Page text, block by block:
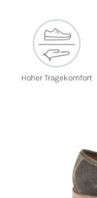
Hoher Tragekomfort